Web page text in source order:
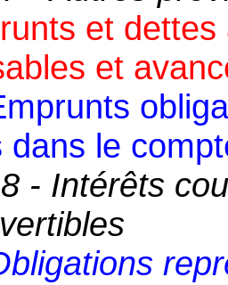
et
et
dans le
- Intérêts